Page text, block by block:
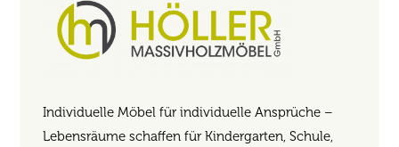
Individuelle Möbel für individuelle Ansprüche –
Lebensräume schaffen für Kindergarten, Schule,